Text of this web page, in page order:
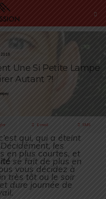
2018
Une Si Petite Lampe
Autant ?!
E-mail SMS
qui, qui a éteint
Décidément, les
en plus courtes, et
se fait de plus en
vous décidez à
très tôt ou le soir
dure journée de